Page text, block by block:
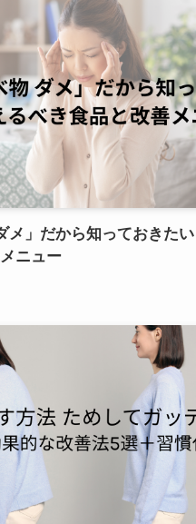
メ」だから知っておきた
ニュー